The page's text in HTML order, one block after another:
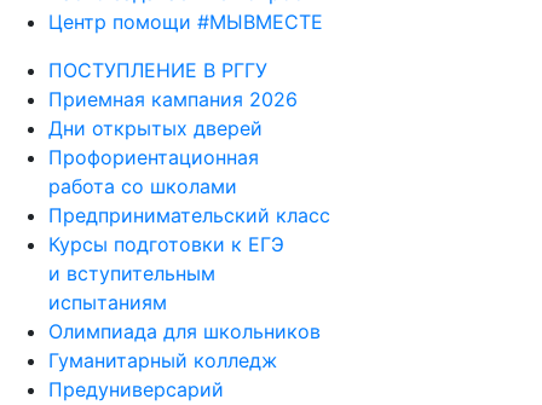
Центр помощи #МЫВМЕСТЕ
ПОСТУПЛЕНИЕ В РГГУ
Приемная кампания 2026
Дни открытых дверей
Профориентационная
работа со школами
Предпринимательский класс
Курсы подготовки к ЕГЭ
и вступительным
испытаниям
Олимпиада для школьников
Гуманитарный колледж
Предуниверсарий